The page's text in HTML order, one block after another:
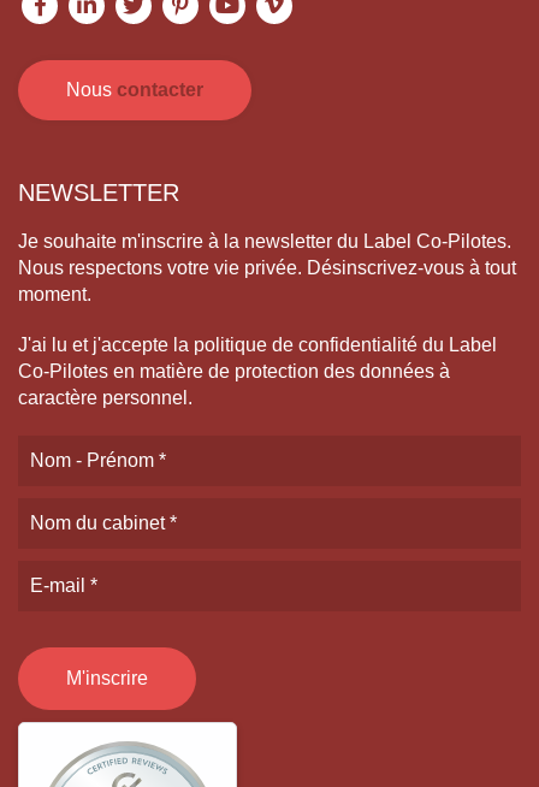
Nous contacter
NEWSLETTER
Je souhaite m'inscrire à la newsletter du Label Co-Pilotes.
Nous respectons votre vie privée. Désinscrivez-vous à tout
moment.
J'ai lu et j'accepte la politique de confidentialité du Label
Co-Pilotes en matière de protection des données à
caractère personnel.